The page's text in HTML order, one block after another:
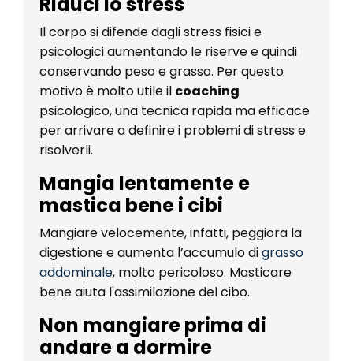
Il corpo si difende dagli stress fisici e
psicologici aumentando le riserve e quindi
conservando peso e grasso. Per questo
motivo è molto utile il coaching
psicologico, una tecnica rapida ma efficace
per arrivare a definire i problemi di stress e
risolverli.
Mangia lentamente e
mastica bene i cibi
Mangiare velocemente, infatti, peggiora la
digestione e aumenta l’accumulo digrasso
addominale, molto pericoloso. Masticare
bene aiuta l'assimilazione del cibo.
Non mangiare prima di
andare a dormire